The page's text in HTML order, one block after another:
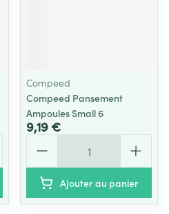
Compeed
Compeed Pansement
Ampoules Small 6
9,19 €
Ajouter au panier